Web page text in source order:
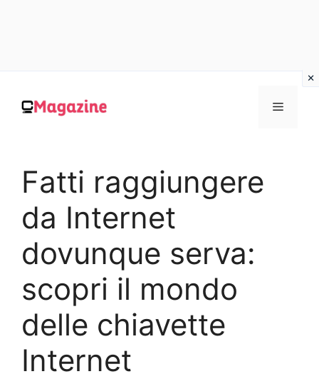
contenuto
MENU
Fatti raggiungere
da Internet
dovunque serva:
scopri il mondo
delle chiavette
Internet